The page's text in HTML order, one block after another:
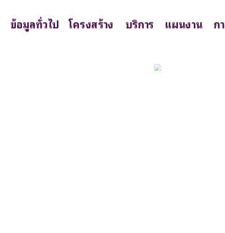
ข้อมูลทั่วไป โครงสร้าง บริการ แผนงาน ก